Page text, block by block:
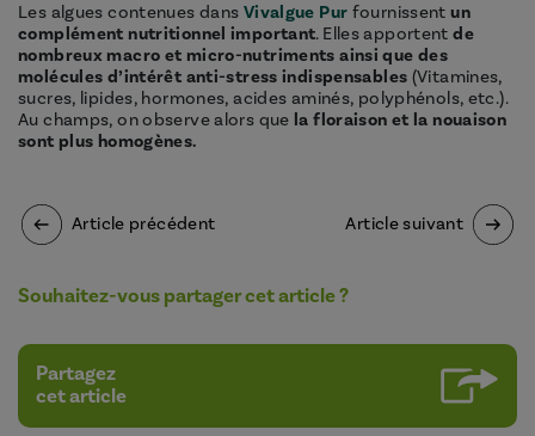
Les algues contenues dans Vivalgue Pur fournissentun
complément nutritionnel important. Elles apportentde
nombreux macro et micro-nutriments ainsi que des
molécules d’intérêt anti-stress indispensables (Vitamines,
sucres, lipides, hormones, acides aminés, polyphénols, etc.).
Au champs, on observe alors que la floraison et la nouaison
sont plus homogènes.
Article précédent Article suivant
Souhaitez-vous partager cet article ?
Partagez
cet article